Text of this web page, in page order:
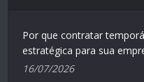
Por que contratar
estratégica para sua
16/07/2026